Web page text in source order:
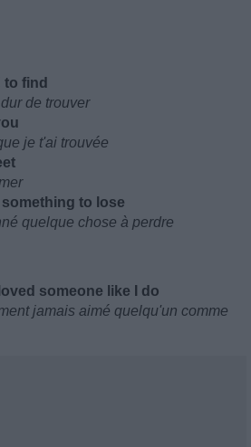
to find
de trouver
je t'ai trouvée
to lose
quelque chose à perdre
someone like I do
jamais aimé quelqu'un comme